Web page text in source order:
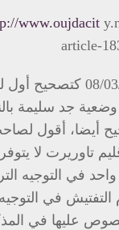
www.oujdacit
article-
بتاريخ 08/03/2009 كتصحيح
جد سليمة
أيضا، أقول
تاوريرت لا يتوفر
في التوجيه
في التوجيه
عليها في